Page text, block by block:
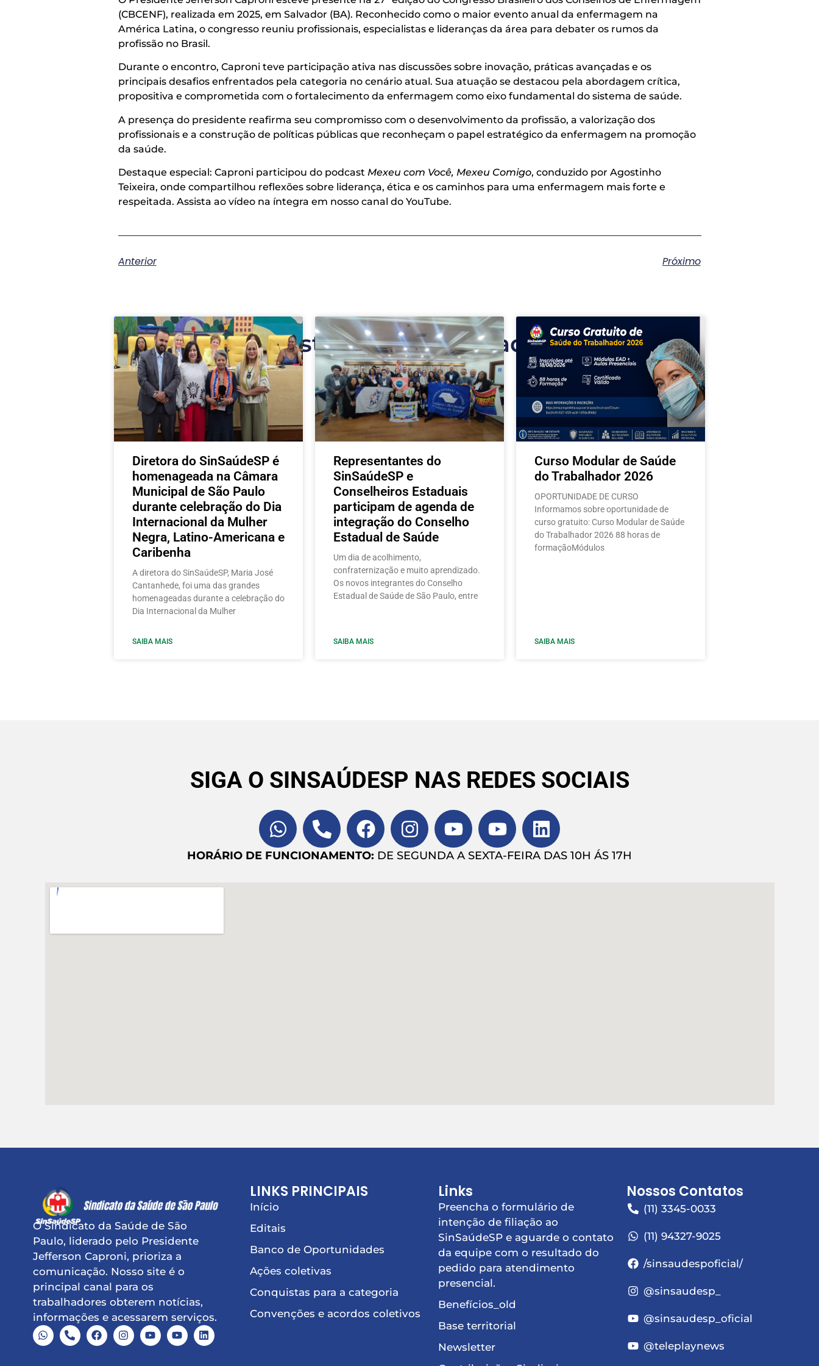
(CBCENF), realizada em 2025, em Salvador (BA). Reconhecido como o maior evento anual da enfermagem na
América Latina, o congresso reuniu profissionais, especialistas e lideranças da área para debater os rumos da
profissão no Brasil.
Durante o encontro, Caproni teve participação ativa nas discussões sobre inovação, práticas avançadas e os
principais desafios enfrentados pela categoria no cenário atual. Sua atuação se destacou pela abordagem crítica,
propositiva e comprometida com o fortalecimento da enfermagem como eixo fundamental do sistema de saúde.
A presença do presidente reafirma seu compromisso com o desenvolvimento da profissão, a valorização dos
profissionais e a construção de políticas públicas que reconheçam o papel estratégico da enfermagem na promoção
da saúde.
Destaque especial: Caproni participou do podcast Mexeu com Você, Mexeu Comigo, conduzido por Agostinho
Teixeira, onde compartilhou reflexões sobre liderança, ética e os caminhos para uma enfermagem mais forte e
respeitada. Assista ao vídeo na íntegra em nosso canal do YouTube.
Anterior Próximo
Postagens relacionadas
Diretora do SinSaúdeSP é
homenageada na Câmara
Municipal de São Paulo
durante celebração do Dia
Internacional da Mulher
Negra, Latino-Americana e
Caribenha
A diretora do SinSaúdeSP, Maria José
Cantanhede, foi uma das grandes
homenageadas durante a celebração do
Dia Internacional da Mulher
SAIBA MAIS
Representantes do
SinSaúdeSP e
Conselheiros Estaduais
participam de agenda de
integração do Conselho
Estadual de Saúde
Um dia de acolhimento,
confraternização e muito aprendizado.
Os novos integrantes do Conselho
Estadual de Saúde de São Paulo, entre
SAIBA MAIS
Curso Modular de Saúde
do Trabalhador 2026
OPORTUNIDADE DE CURSO
Informamos sobre oportunidade de
curso gratuito: Curso Modular de Saúde
do Trabalhador 2026 88 horas de
formaçãoMódulos
SAIBA MAIS
SIGA O SINSAÚDESP NAS REDES SOCIAIS
HORÁRIO DE FUNCIONAMENTO: DE SEGUNDA A SEXTA-FEIRA DAS 10H ÁS 17H
O Sindicato da Saúde de São
Paulo, liderado pelo Presidente
Jefferson Caproni, prioriza a
comunicação. Nosso site é o
principal canal para os
trabalhadores obterem notícias,
informações e acessarem serviços.
LINKS PRINCIPAIS
Início
Editais
Banco de Oportunidades
Ações coletivas
Conquistas para a categoria
Convenções e acordos coletivos
Links
Preencha o formulário de
intenção de filiação ao
SinSaúdeSP e aguarde o contato
da equipe com o resultado do
pedido para atendimento
presencial.
Benefícios_old
Base territorial
Newsletter
Nossos Contatos
(11) 3345-0033
(11) 94327-9025
/sinsaudespoficial/
@sinsaudesp_
@sinsaudesp_oficial
@teleplaynews